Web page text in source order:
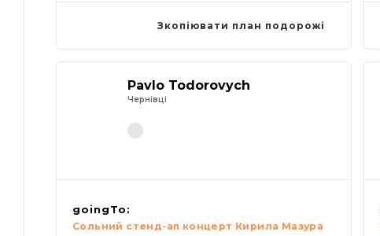
Зкопіювати план подорожі
Pavlo Todorovych
Чернівці
goingTo:
Сольний стенд-ап концерт Кирила Мазура